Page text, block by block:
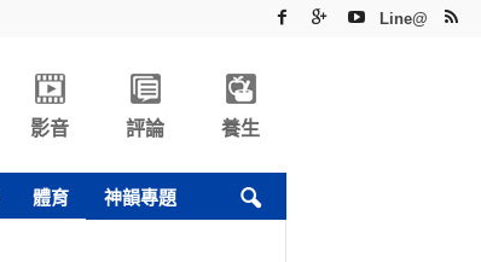
Line@
影音 評論 養生
體育 神韻專題